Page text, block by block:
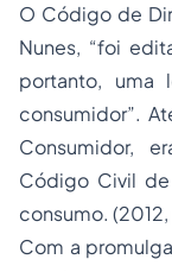
O Código de
Nunes, “foi
portanto, uma
consumidor”.
Consumidor,
Código Civil de
consumo.
Com a